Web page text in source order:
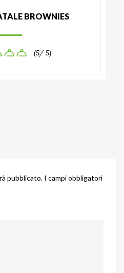
BROWNIES
(5/ 5)
pubblicato. I campi obbligatori